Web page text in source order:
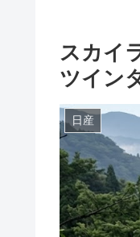
スカイ
ツイン
日産